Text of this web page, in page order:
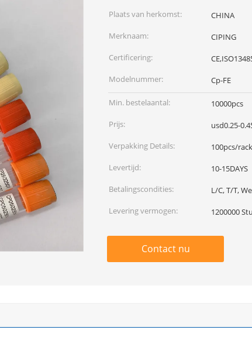
Plaats van herkomst:
CHINA
Merknaam:
CIPING
Certificering:
Modelnummer:
Cp-FE
Min. bestelaantal:
10000pcs
Prijs:
usd0.25-
Verpakking Details:
100pcs/
Levertijd:
10-15DAYS
Betalingscondities:
L/C, T/T,
Levering vermogen:
1200000
Contact nu